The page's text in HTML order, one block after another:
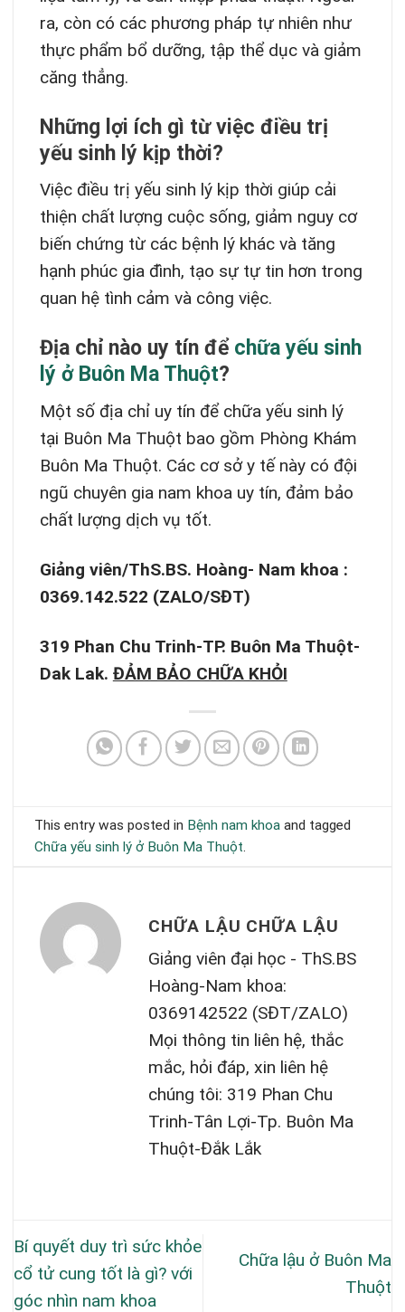
ra, còn có các phương pháp tự nhiên như
thực phẩm bổ dưỡng, tập thể dục và giảm
căng thẳng.
Những lợi ích gì từ việc điều trị
yếu sinh lý kịp thời?
Việc điều trị yếu sinh lý kịp thời giúp cải
thiện chất lượng cuộc sống, giảm nguy cơ
biến chứng từ các bệnh lý khác và tăng
hạnh phúc gia đình, tạo sự tự tin hơn trong
quan hệ tình cảm và công việc.
Địa chỉ nào uy tín để chữa yếu sinh
lý ở Buôn Ma Thuột?
Một số địa chỉ uy tín để chữa yếu sinh lý
tại Buôn Ma Thuột bao gồm Phòng Khám
Buôn Ma Thuột. Các cơ sở y tế này có đội
ngũ chuyên gia nam khoa uy tín, đảm bảo
chất lượng dịch vụ tốt.
Giảng viên/ThS.BS. Hoàng- Nam khoa :
0369.142.522 (ZALO/SĐT)
319 Phan Chu Trinh-TP. Buôn Ma Thuột-
Dak Lak. ĐẢM BẢO CHỮA KHỎI
This entry was posted in Bệnh nam khoa and tagged
Chữa yếu sinh lý ở Buôn Ma Thuột.
CHỮA LẬU CHỮA LẬU
Giảng viên đại học - ThS.BS
Hoàng-Nam khoa:
0369142522 (SĐT/ZALO)
Mọi thông tin liên hệ, thắc
mắc, hỏi đáp, xin liên hệ
chúng tôi: 319 Phan Chu
Trinh-Tân Lợi-Tp. Buôn Ma
Thuột-Đắk Lắk
Bí quyết duy trì sức khỏe
cổ tử cung tốt là gì? với
góc nhìn nam khoa
Chữa lậu ở Buôn Ma
Thuột